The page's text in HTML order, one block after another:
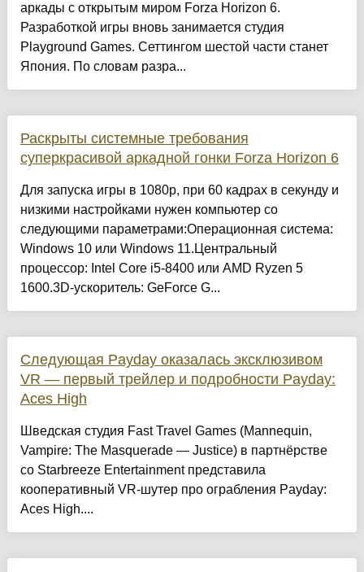
аркады с открытым миром Forza Horizon 6.
Разработкой игры вновь занимается студия
Playground Games. Сеттингом шестой части станет
Япония. По словам разра...
Раскрыты системные требования
суперкрасивой аркадной гонки Forza Horizon 6
Для запуска игры в 1080p, при 60 кадрах в секунду и
низкими настройками нужен компьютер со
следующими параметрами:Операционная система:
Windows 10 или Windows 11.Центральный
процессор: Intel Core i5-8400 или AMD Ryzen 5
1600.3D-ускоритель: GeForce G...
Следующая Payday оказалась эксклюзивом
VR — первый трейлер и подробности Payday:
Aces High
Шведская студия Fast Travel Games (Mannequin,
Vampire: The Masquerade — Justice) в партнёрстве
со Starbreeze Entertainment представила
кооперативный VR-шутер про ограбления Payday:
Aces High....